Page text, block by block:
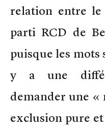
relation entre
parti RCD de
puisque les
y a une
demander une «
exclusion pure